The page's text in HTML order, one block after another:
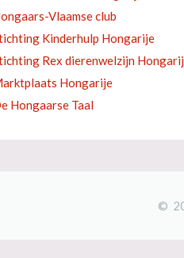
Vlaamse club
Kinderhulp Hongarije
Rex dierenwelzijn
Hongarije
Hongaarse Taal
©